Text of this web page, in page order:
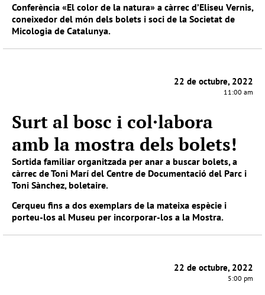
Conferència «El color de la natura» a càrrec d’Eliseu Vernis,
coneixedor del món dels bolets i soci de la Societat de
Micologia de Catalunya.
22 de octubre, 2022
11:00 am
Surt al bosc i col·labora
amb la mostra dels bolets!
Sortida familiar organitzada per anar a buscar bolets, a
càrrec de Toni Marí del Centre de Documentació del Parc i
Toni Sànchez, boletaire.
Cerqueu fins a dos exemplars de la mateixa espècie i
porteu-los al Museu per incorporar-los a la Mostra.
22 de octubre, 2022
5:00 pm